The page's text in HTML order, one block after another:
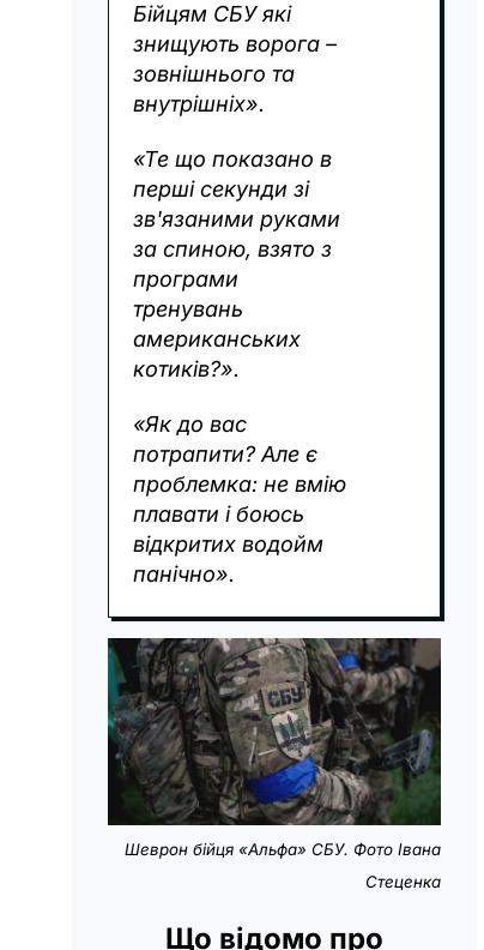
Бійцям СБУ які
знищують ворога –
зовнішнього та
внутрішніх».
«Те що показано в
перші секунди зі
зв'язаними руками
за спиною, взято з
програми
тренувань
американських
котиків?».
«Як до вас
потрапити? Але є
проблемка: не вмію
плавати і боюсь
відкритих водойм
панічно».
Шеврон бійця «Альфа» СБУ. Фото Івана
Стеценка
Що відомо про